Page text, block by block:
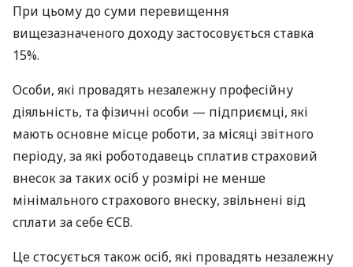
При цьому до суми перевищення
вищезазначеного доходу застосовується ставка
15%.
Особи, які провадять незалежну професійну
діяльність, та фізичні особи — підприємці, які
мають основне місце роботи, за місяці звітного
періоду, за які роботодавець сплатив страховий
внесок за таких осіб у розмірі не менше
мінімального страхового внеску, звільнені від
сплати за себе ЄСВ.
Це стосується також осіб, які провадять незалежну